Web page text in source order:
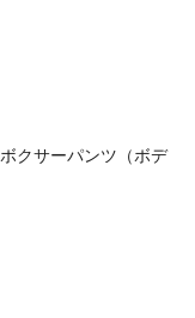
クサーパンツ（ボデ